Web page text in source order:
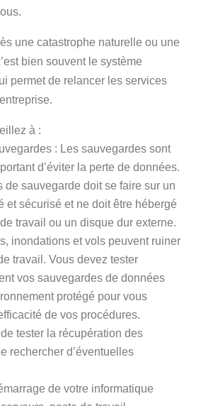
une catastrophe naturelle ou une
bien souvent le système
permet de relancer les services
à :
: Les sauvegardes sont
d’éviter la perte de données.
de sauvegarde doit se faire sur un
et sécurisé et ne doit être hébergé
travail ou un disque dur externe.
inondations et vols peuvent ruiner
travail. Vous devez tester
vos sauvegardes de données
protégé pour vous
de vos procédures.
de tester la récupération des
rechercher d’éventuelles
de votre informatique